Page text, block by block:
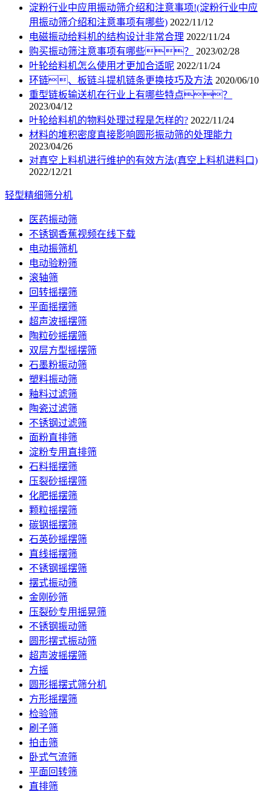
淀粉行业中应用振动筛介绍和注意事项!(淀粉行业中应
用振动筛介绍和注意事项有哪些) 2022/11/12
电磁振动给料机的结构设计非常合理 2022/11/24
购买振动筛注意事项有哪些？
2023/02/28
叶轮给料机怎么使用才更加合适呢 2022/11/24
环链、板链斗提机链条更换技巧及方法 2020/06/10
重型链板输送机在行业上有哪些特点？
2023/04/12
叶轮给料机的物料处理过程是怎样的? 2022/11/24
材料的堆积密度直接影响圆形振动筛的处理能力
2023/04/26
对真空上料机进行维护的有效方法(真空上料机进料口)
2022/12/21
轻型精细筛分机
医药振动筛
不锈钢香蕉视频在线下载
电动振筛机
电动验粉筛
滚轴筛
回转摇摆筛
平面摇摆筛
超声波摇摆筛
陶粒砂摇摆筛
双层方型摇摆筛
石墨粉振动筛
塑料振动筛
釉料过滤筛
陶瓷过滤筛
不锈钢过滤筛
面粉直排筛
淀粉专用直排筛
石料摇摆筛
压裂砂摇摆筛
化肥摇摆筛
颗粒摇摆筛
碳钢摇摆筛
石英砂摇摆筛
直线摇摆筛
不锈钢摇摆筛
摆式振动筛
金刚砂筛
压裂砂专用摇晃筛
不锈钢振动筛
圆形摆式振动筛
超声波摇摆筛
方摇
圆形摇摆式筛分机
方形摇摆筛
检验筛
刷子筛
拍击筛
卧式气流筛
平面回转筛
直排筛